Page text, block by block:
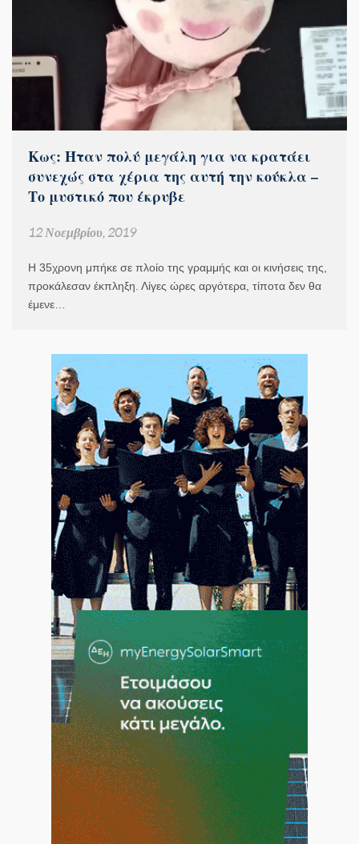
Κως: Ήταν πολύ μεγάλη για να κρατάει
συνεχώς στα χέρια της αυτή την κούκλα –
Το μυστικό που έκρυβε
12 Νοεμβρίου, 2019
Η 35χρονη μπήκε σε πλοίο της γραμμής και οι κινήσεις της,
προκάλεσαν έκπληξη. Λίγες ώρες αργότερα, τίποτα δεν θα
έμενε…